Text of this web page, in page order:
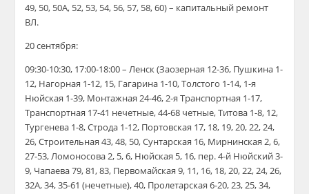
49, 50, 50А, 52, 53, 54, 56, 57, 58, 60) – капитальный ремонт
ВЛ.
20 сентября:
09:30-10:30, 17:00-18:00 – Ленск (Заозерная 12-36, Пушкина 1-
12, Нагорная 1-12, 15, Гагарина 1-10, Толстого 1-14, 1-я
Нюйская 1-39, Монтажная 24-46, 2-я Транспортная 1-17,
Транспортная 17-41 нечетные, 44-68 четные, Титова 1-8, 12,
Тургенева 1-8, Строда 1-12, Портовская 17, 18, 19, 20, 22, 24,
26, Строительная 43, 48, 50, Сунтарская 16, Мирнинская 2, 6,
27-53, Ломоносова 2, 5, 6, Нюйская 5, 16, пер. 4-й Нюйский 3-
9, Чапаева 79, 81, 83, Первомайская 9, 11, 16, 18, 20, 22, 24, 26,
32А, 34, 35-61 (нечетные), 40, Пролетарская 6-20, 23, 25, 34,